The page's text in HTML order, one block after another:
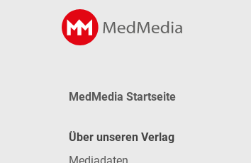
MedMedia Startseite
Über unseren Verlag